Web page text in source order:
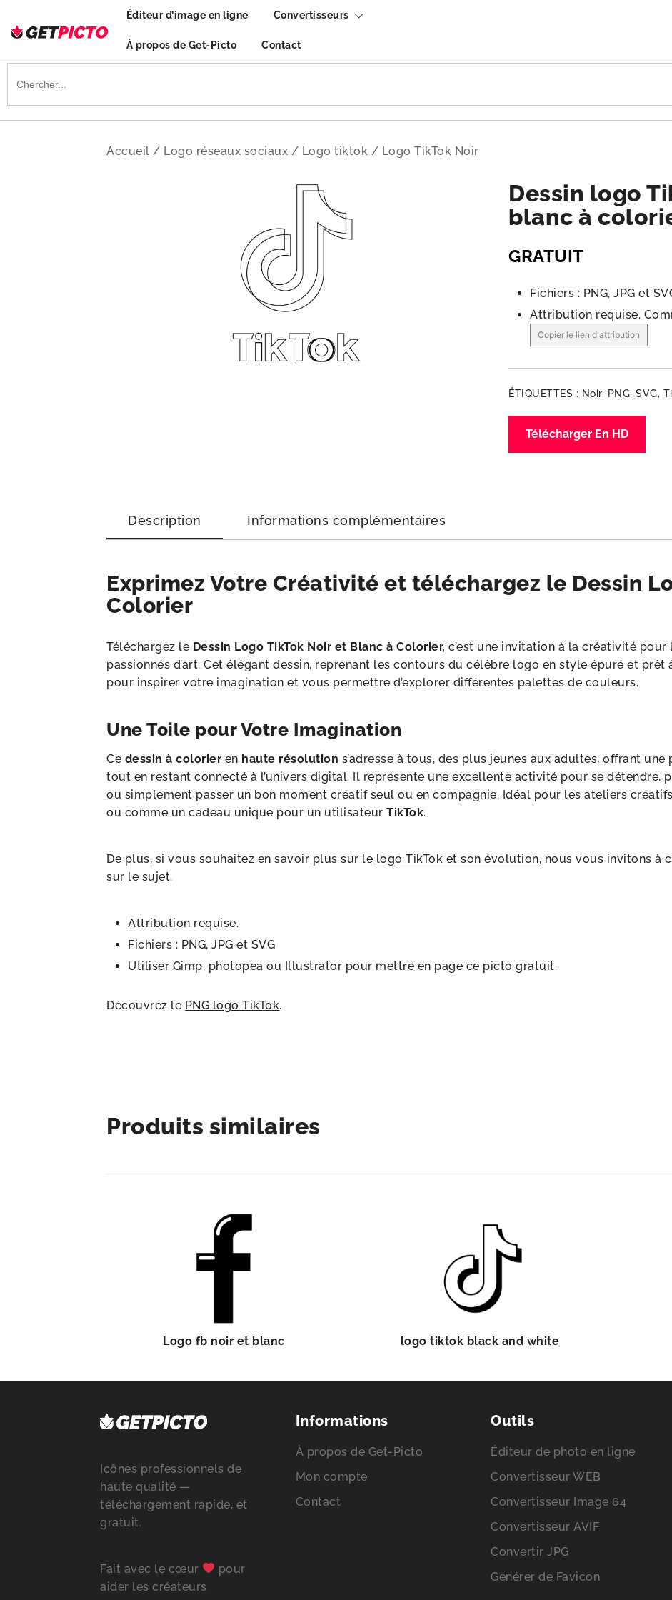
Picto gratuit pour tous vos projets créatifs
Éditeur d’image en ligne Convertisseurs
À propos de Get-Picto Contact
Search
for:
Accueil / Logo réseaux sociaux / Logo tiktok / Logo TikTok Noir
Dessin logo
blanc à
GRATUIT
Fichiers : PNG, JPG et
Attribution requise.
Copier le lien d'attribution
ÉTIQUETTES : Noir, PNG, SVG,
Télécharger En HD
Description Informations complémentaires
Exprimez Votre Créativité et téléchargez le Dessin
Colorier
Téléchargez le Dessin Logo TikTok Noir et Blanc à Colorier, c’est une invitation à la créativité pour
passionnés d’art. Cet élégant dessin, reprenant les contours du célèbre logo en style épuré et prêt
pour inspirer votre imagination et vous permettre d’explorer différentes palettes de couleurs.
Une Toile pour Votre Imagination
Ce dessin à colorier en haute résolution s’adresse à tous, des plus jeunes aux adultes, offrant
tout en restant connecté à l’univers digital. Il représente une excellente activité pour se détendre,
ou simplement passer un bon moment créatif seul ou en compagnie. Idéal pour les ateliers
ou comme un cadeau unique pour un utilisateurTikTok.
De plus, si vous souhaitez en savoir plus sur le logo TikTok et son évolution, nous vous invitons à
sur le sujet.
Attribution requise.
Fichiers : PNG, JPG et SVG
Utiliser Gimp, photopea ou Illustrator pour mettre en page ce picto gratuit.
Découvrez le PNG logo TikTok.
Produits similaires
Logo fb noir et blanc logo tiktok black and white
Icônes professionnels de
haute qualité —
téléchargement rapide, et
gratuit.
Fait avec le cœur
pour
aider les créateurs
Informations
À propos de Get-Picto
Mon compte
Contact
Outils
Éditeur de photo en ligne
Convertisseur WEB
Convertisseur Image 64
Convertisseur AVIF
Convertir JPG
Générer de Favicon